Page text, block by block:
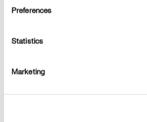
Preferences
Statistics
Marketing
Wysokiej jakości ziemi
gwarantuje dobry rozwój korzeni.
musisz wiedzieć o glebie,
COMPO BIO